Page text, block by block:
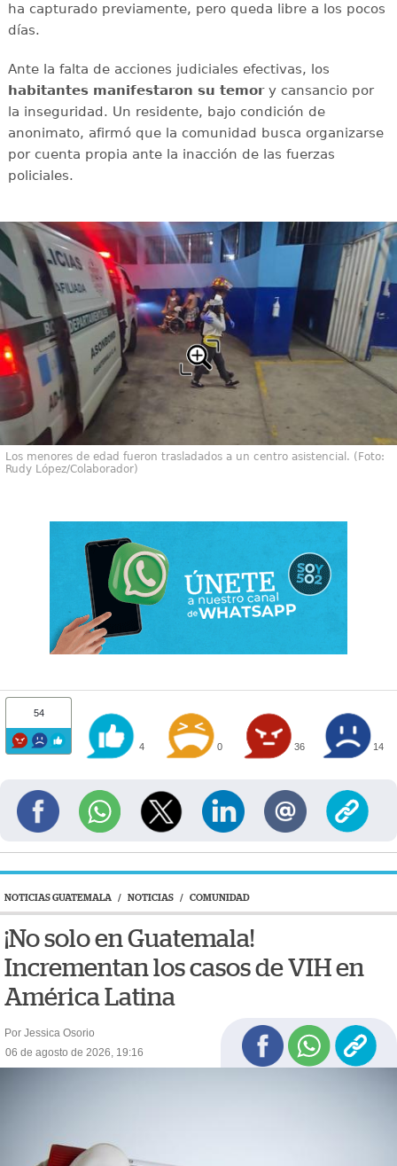
ha capturado previamente, pero queda libre a los pocos
días.
Ante la falta de acciones judiciales efectivas, los
habitantes manifestaron su temory cansancio por
la inseguridad. Un residente, bajo condición de
anonimato, afirmó que la comunidad busca organizarse
por cuenta propia ante la inacción de las fuerzas
policiales.
Los menores de edad fueron trasladados a un centro asistencial. (Foto:
Rudy López/Colaborador)
54
4 0 36 14
NOTICIAS GUATEMALA / NOTICIAS / COMUNIDAD
¡No solo en Guatemala!
Incrementan los casos de VIH en
América Latina
Por Jessica Osorio
06 de agosto de 2026, 19:16